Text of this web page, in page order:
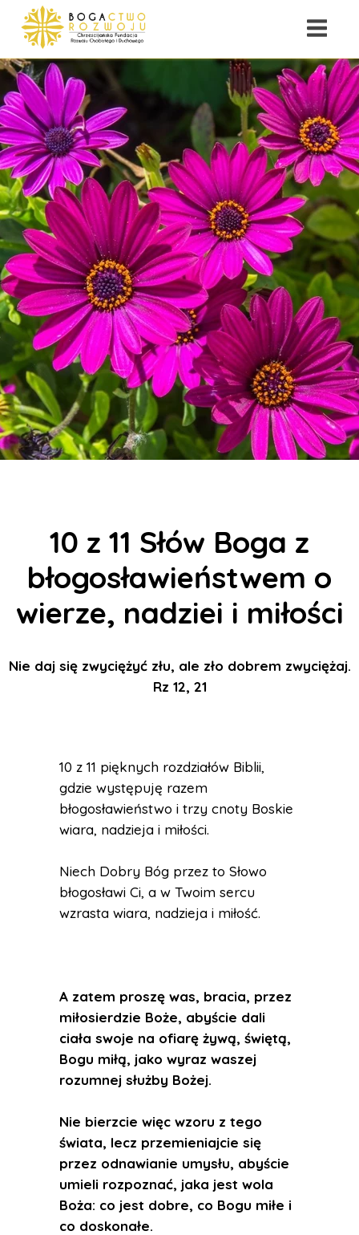
10 z 11 Słów Boga z
błogosławieństwem o
wierze, nadziei i miłości
Nie daj się zwyciężyć złu, ale zło dobrem zwyciężaj.
Rz 12, 21
10 z 11 pięknych rozdziałów Biblii,
gdzie występuję razem
błogosławieństwo i trzy cnoty Boskie
wiara, nadzieja i miłości.
Niech Dobry Bóg przez to Słowo
błogosławi Ci, a w Twoim sercu
wzrasta wiara, nadzieja i miłość.
A zatem proszę was, bracia, przez
miłosierdzie Boże, abyście dali
ciała swoje na ofiarę żywą, świętą,
Bogu miłą, jako wyraz waszej
rozumnej służby Bożej.
Nie bierzcie więc wzoru z tego
świata, lecz przemieniajcie się
przez odnawianie umysłu, abyście
umieli rozpoznać, jaka jest wola
Boża: co jest dobre, co Bogu miłe i
co doskonałe.